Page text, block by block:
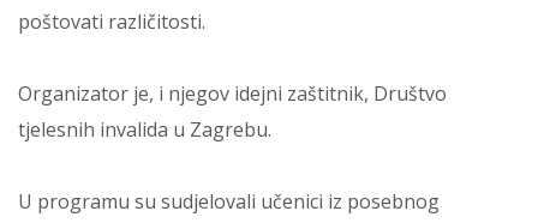
poštovati različitosti.
Organizator je, i njegov idejni zaštitnik, Društvo
tjelesnih invalida u Zagrebu.
U programu su sudjelovali učenici iz posebnog